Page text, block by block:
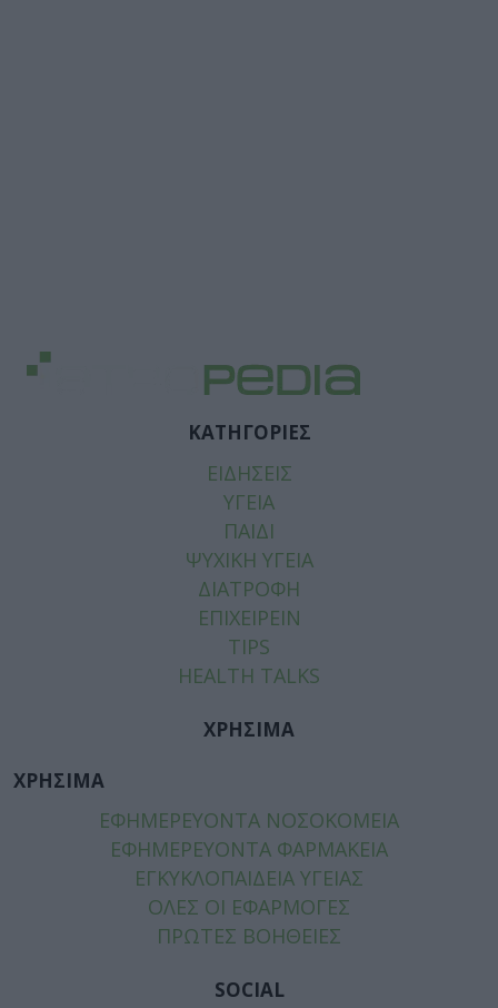
ΚΑΤΗΓΟΡΙΕΣ
ΕΙΔΗΣΕΙΣ
ΥΓΕΙΑ
ΠΑΙΔΙ
ΨΥΧΙΚΗ ΥΓΕΙΑ
ΔΙΑΤΡΟΦΗ
ΕΠΙΧΕΙΡΕΙΝ
TIPS
HEALTH TALKS
ΧΡΗΣΙΜΑ
ΧΡΗΣΙΜΑ
ΕΦΗΜΕΡΕΥΟΝΤΑ ΝΟΣΟΚΟΜΕΙΑ
ΕΦΗΜΕΡΕΥΟΝΤΑ ΦΑΡΜΑΚΕΙΑ
ΕΓΚΥΚΛΟΠΑΙΔΕΙΑ ΥΓΕΙΑΣ
ΟΛΕΣ ΟΙ ΕΦΑΡΜΟΓΕΣ
ΠΡΩΤΕΣ ΒΟΗΘΕΙΕΣ
SOCIAL